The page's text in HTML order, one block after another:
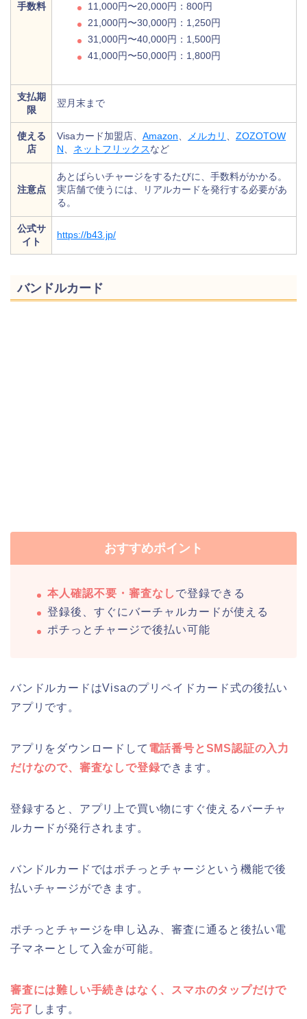
手数料
11,000円〜20,000円：800円
21,000円〜30,000円：1,250円
31,000円〜40,000円：1,500円
41,000円〜50,000円：1,800円
支払期
限
翌月末まで
使える
店
Visaカード加盟店、 Amazon メルカリ
ZOZOTOW
N
ネットフリックスなど
注意点
あとばらいチャージをするたびに、手数料がかかる。
実店舗で使うには、リアルカードを発行する必要があ
る。
公式サ
イト
https://b43.jp/
バンドルカード
おすすめポイント
本人確認不要・審査なし で登録できる
登録後、すぐにバーチャルカードが使える
ポチっとチャージで後払い可能
バンドルカードはVisaのプリペイドカード式の後払い
アプリです。
アプリをダウンロードして 電話番号とSMS認証の入力
だけなので、審査なしで登録できます。
登録すると、アプリ上で買い物にすぐ使えるバーチャ
ルカードが発行されます。
バンドルカードではポチっとチャージという機能で後
払いチャージができます。
ポチっとチャージを申し込み、審査に通ると後払い電
子マネーとして入金が可能。
審査には難しい手続きはなく、スマホのタップだけで
完了 します。